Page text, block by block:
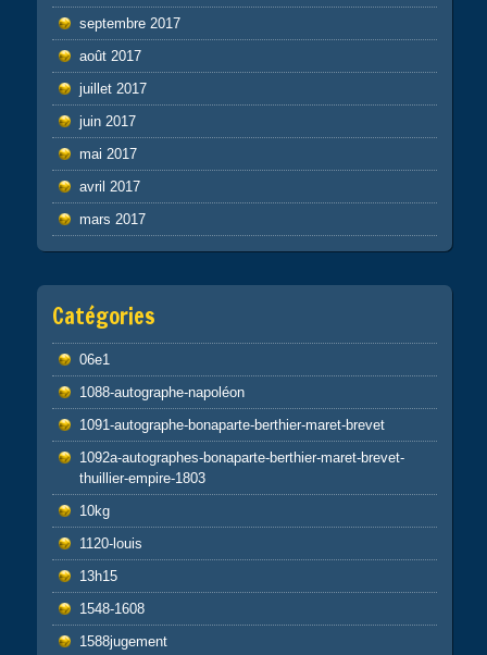
septembre 2017
août 2017
juillet 2017
juin 2017
mai 2017
avril 2017
mars 2017
Catégories
06e1
1088-autographe-napoléon
1091-autographe-bonaparte-berthier-maret-brevet
1092a-autographes-bonaparte-berthier-maret-brevet-
thuillier-empire-1803
10kg
1120-louis
13h15
1548-1608
1588jugement